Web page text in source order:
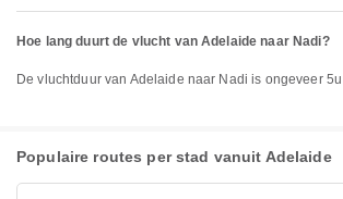
Hoe lang duurt de vlucht van Adelaide naar Nadi?
De vluchtduur van Adelaide naar Nadi is ongeveer
Populaire routes per stad vanuit Adelaide